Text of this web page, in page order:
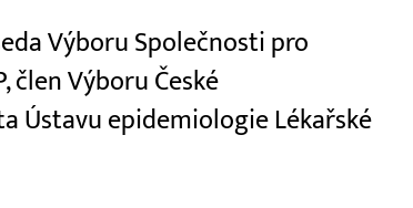
Výboru Společnosti pro
člen Výboru České
Ústavu epidemiologie Lékařské